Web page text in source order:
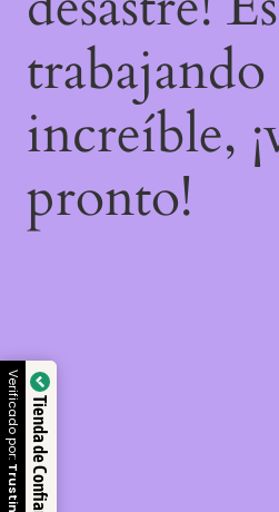
increíble,
pronto!
Tienda de Confianza
Verificado por: